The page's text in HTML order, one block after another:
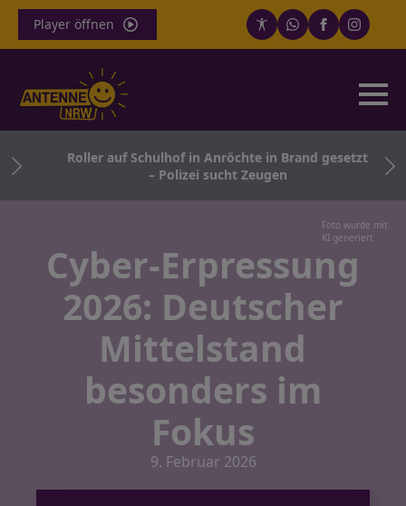
Player öffnen
Roller auf Schulhof in Anröchte in Brand gesetzt
– Polizei sucht Zeugen
Foto wurde mit
KI generiert
Cyber-Erpressung
2026: Deutscher
Mittelstand
besonders im
Fokus
9. Februar 2026